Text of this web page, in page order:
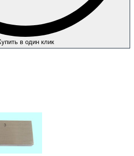
в один клик